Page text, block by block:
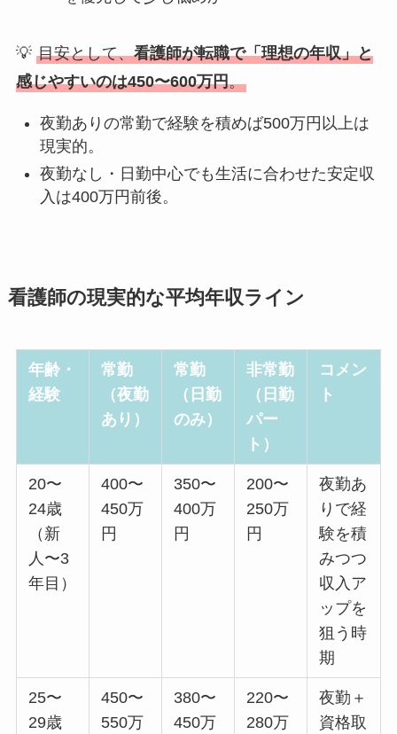
💡 目安として、看護師が転職で「理想の年収」と
感じやすいのは450〜600万円。
夜勤ありの常勤で経験を積めば500万円以上は
現実的。
夜勤なし・日勤中心でも生活に合わせた安定収
入は400万円前後。
看護師の現実的な平均年収ライン
年齢・
経験
常勤
（夜勤
あり）
常勤
（日勤
のみ）
非常勤
（日勤
パー
ト）
コメン
ト
20〜
24歳
（新
人〜3
年目）
400〜
450万
円
350〜
400万
円
200〜
250万
円
夜勤あ
りで経
験を積
みつつ
収入ア
ップを
狙う時
期
25〜
29歳
450〜
550万
380〜
450万
220〜
280万
夜勤＋
資格取